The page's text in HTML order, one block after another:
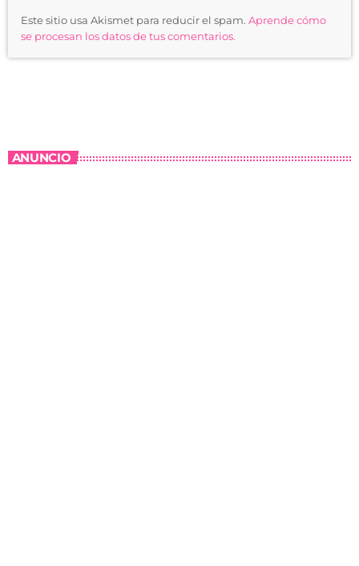
Este sitio usa Akismet para reducir el spam. Aprende cómo
se procesan los datos de tus comentarios.
ANUNCIO